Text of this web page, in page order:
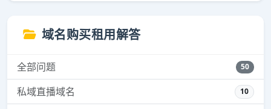
域名购买租用解答
全部问题 50
私域直播域名 10